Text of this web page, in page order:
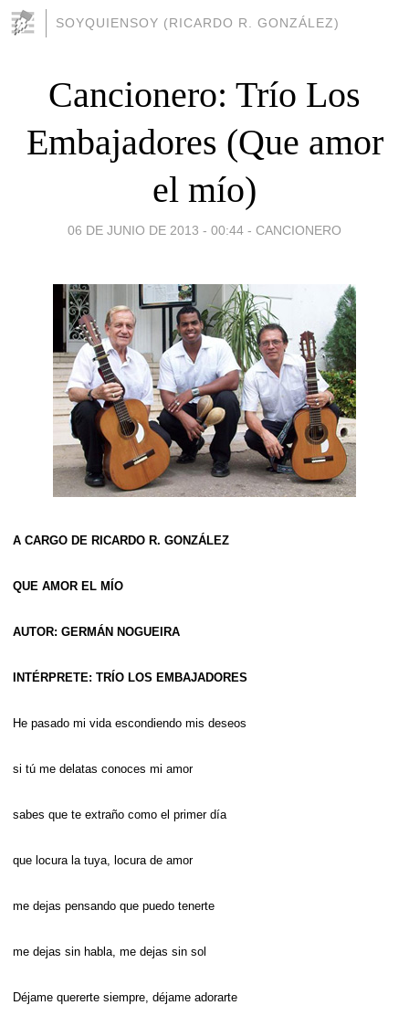
SOYQUIENSOY (RICARDO R. GONZÁLEZ)
Cancionero: Trío Los
Embajadores (Que amor
el mío)
06 DE JUNIO DE 2013 - 00:44 - CANCIONERO
A CARGO DE RICARDO R. GONZÁLEZ
QUE AMOR EL MÍO
AUTOR: GERMÁN NOGUEIRA
INTÉRPRETE: TRÍO LOS EMBAJADORES
He pasado mi vida escondiendo mis deseos
si tú me delatas conoces mi amor
sabes que te extraño como el primer día
que locura la tuya, locura de amor
me dejas pensando que puedo tenerte
me dejas sin habla, me dejas sin sol
Déjame quererte siempre, déjame adorarte